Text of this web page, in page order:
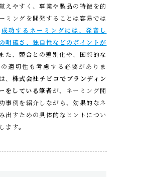
えやすく、事業や製品の特徴を的
ミングを開発することは容易では
成功するネーミングには、発音し
明確さ、独自性などのポイントが
た、競合との差別化や、国際的な
適切性も考慮する必要がありま
、 株式会社チビコでブランディン
をしている筆者が、ネーミング開
事例を紹介しながら、効果的なネ
出すための具体的なヒントについ
ます。